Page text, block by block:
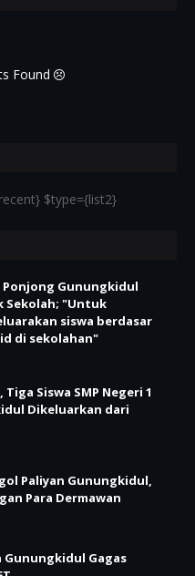
Found
$type={list2}
Ponjong Gunungkidul
Sekolah; "Untuk
siswa berdasar
di sekolahan"
Siswa SMP Negeri 1
Dikeluarkan dari
Paliyan Gunungkidul,
Para Dermawan
Gunungkidul Gagas